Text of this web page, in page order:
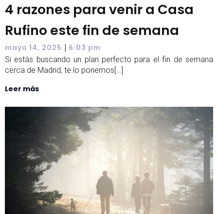
4 razones para venir a Casa
Rufino este fin de semana
mayo 14, 2025 | 6:03 pm
Si estás buscando un plan perfecto para el fin de semana
cerca de Madrid, te lo ponemos[…]
Leer más